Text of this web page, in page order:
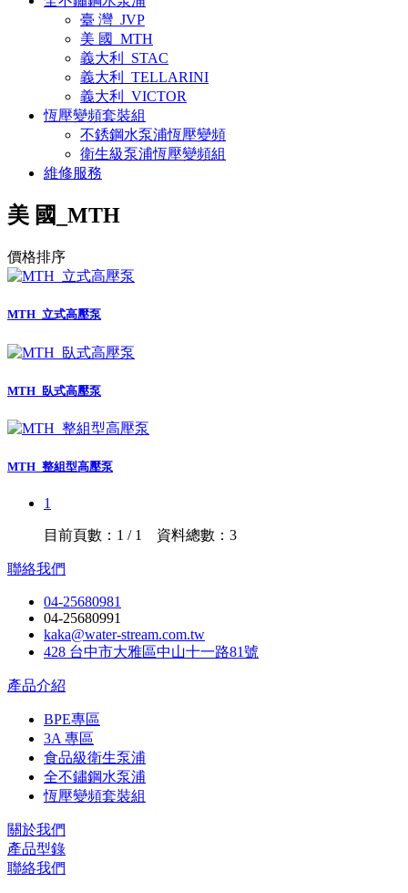
臺 灣_JVP
美 國_MTH
義大利_STAC
義大利_TELLARINI
義大利_VICTOR
恆壓變頻套裝組
不銹鋼水泵浦恆壓變頻
衛生級泵浦恆壓變頻組
維修服務
美 國_MTH
價格排序
MTH_立式高壓泵
MTH_臥式高壓泵
MTH_整組型高壓泵
1
目前頁數：1 / 1 資料總數：3
聯絡我們
04-25680981
04-25680991
kaka@water-stream.com.tw
428 台中市大雅區中山十一路81號
產品介紹
BPE專區
3A 專區
食品級衛生泵浦
全不鏽鋼水泵浦
恆壓變頻套裝組
關於我們
產品型錄
聯絡我們